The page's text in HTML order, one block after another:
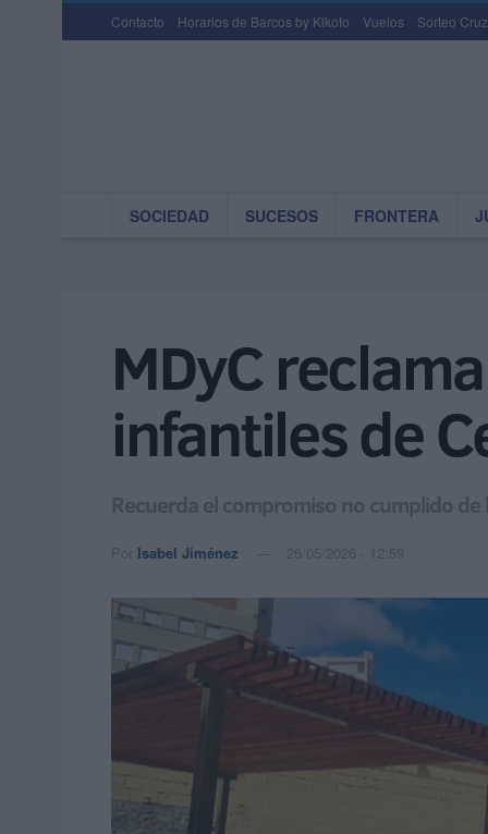
Contacto Horarios de Barcos by Kikoto Vuelos Sorteo
SOCIEDAD SUCESOS FRONTERA
MDyC
infantiles de
Recuerda el compromiso no cumplido
Por Isabel Jiménez 26/05/2026 - 12:59